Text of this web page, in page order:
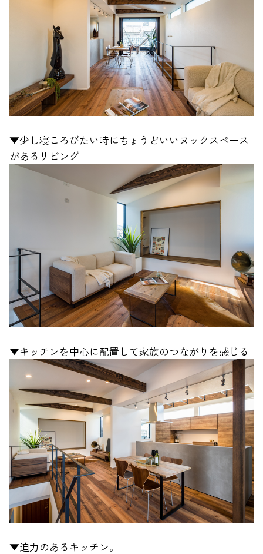
▼少し寝ころびたい時にちょうどいいヌックスペース
があるリビング
▼キッチンを中心に配置して家族のつながりを感じる
▼迫力のあるキッチン。